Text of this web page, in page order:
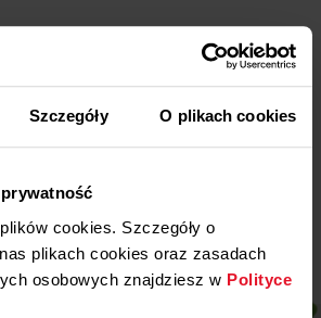
Szczegóły O plikach cookies
cookies. Szczegóły o
plikach cookies oraz zasadach
osobowych znajdziesz w Polityce